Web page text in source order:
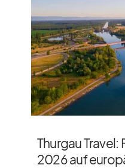
Thurgau Travel:
2026 auf